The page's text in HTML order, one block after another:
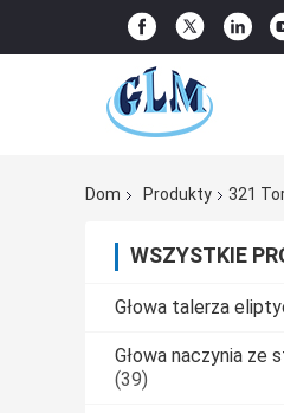
Dom Produkty 321
WSZYSTKIE
Głowa talerza
Głowa naczynia ze
(39)